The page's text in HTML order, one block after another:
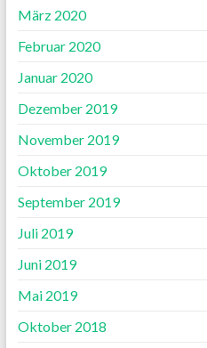
März 2020
Februar 2020
Januar 2020
Dezember 2019
November 2019
Oktober 2019
September 2019
Juli 2019
Juni 2019
Mai 2019
Oktober 2018